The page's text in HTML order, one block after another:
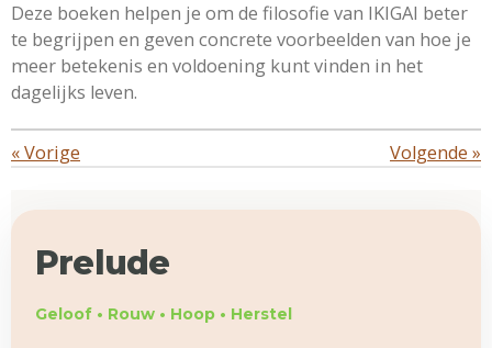
Deze boeken helpen je om de filosofie van IKIGAI beter
te begrijpen en geven concrete voorbeelden van hoe je
meer betekenis en voldoening kunt vinden in het
dagelijks leven.
«Vorige Volgende »
Prelude
Geloof • Rouw • Hoop • Herstel